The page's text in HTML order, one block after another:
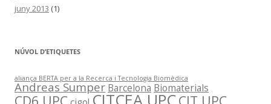
juny 2013 (1)
NÚVOL D’ETIQUETES
aliança BERTA per a la Recerca i Tecnologia Biomèdica
Andreas Sumper Barcelona Biomaterials
CD6 UPC CITCEA UPCCIT UPC